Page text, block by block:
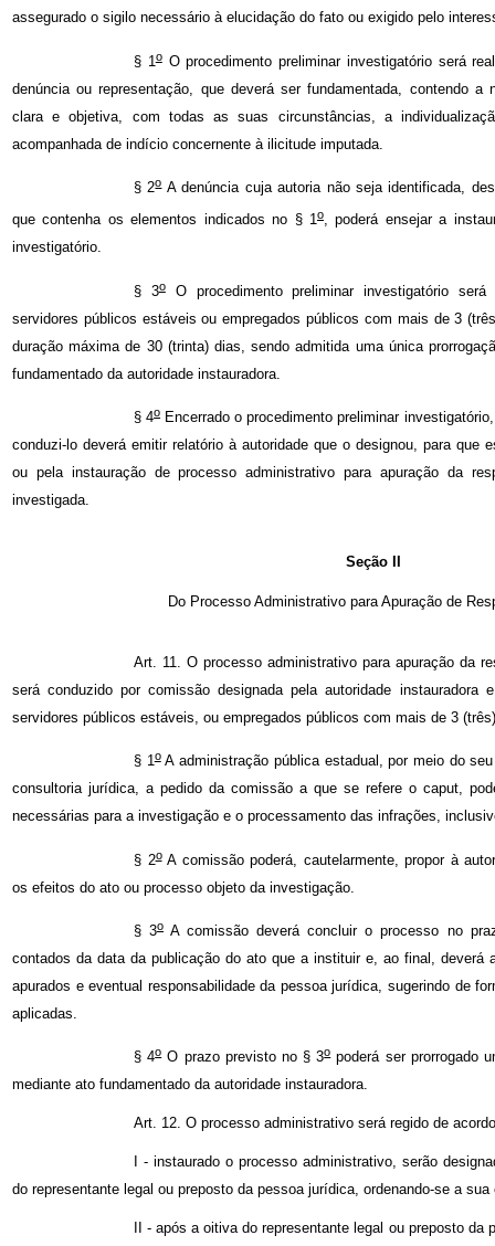
assegurado o sigilo necessário à elucidação do fato ou exigido pelo
§ 1oO procedimento preliminar investigatório será
denúncia ou representação, que deverá ser fundamentada, contendo a
clara e objetiva, com todas as suas circunstâncias, a
acompanhada de indício concernente à ilicitude imputada.
§ 2oA denúncia cuja autoria não seja identificada,
que contenha os elementos indicados no § 1o, poderá ensejar a
investigatório.
§ 3oO procedimento preliminar investigatório
servidores públicos estáveis ou empregados públicos com mais de 3
duração máxima de 30 (trinta) dias, sendo admitida uma única
fundamentado da autoridade instauradora.
§ 4o Encerrado o procedimento preliminar
conduzi-lo deverá emitir relatório à autoridade que o designou, para que
ou pela instauração de processo administrativo para apuração da
investigada.
Seção II
Do Processo Administrativo para Apuração de
Art. 11. O processo administrativo para apuração da
será conduzido por comissão designada pela autoridade
servidores públicos estáveis, ou empregados públicos com mais de 3
§ 1oA administração pública estadual, por meio do
consultoria jurídica, a pedido da comissão a que se refere o caput,
necessárias para a investigação e o processamento das infrações,
§ 2oA comissão poderá, cautelarmente, propor à
os efeitos do ato ou processo objeto da investigação.
§ 3o A comissão deverá concluir o processo no
contados da data da publicação do ato que a instituir e, ao final, deverá
apurados e eventual responsabilidade da pessoa jurídica, sugerindo de
aplicadas.
§ 4oO prazo previsto no § 3opoderá ser prorrogado
mediante ato fundamentado da autoridade instauradora.
Art. 12. O processo administrativo será regido de
I - instaurado o processo administrativo, serão
do representante legal ou preposto da pessoa jurídica, ordenando-se a sua
II - após a oitiva do representante legal ou preposto